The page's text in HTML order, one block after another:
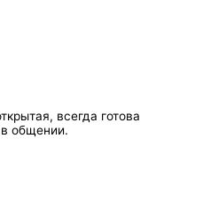
всегда готова
общении.